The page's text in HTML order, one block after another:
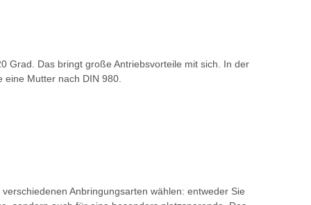
Grad. Das bringt große Antriebsvorteile mit sich. In der
eine Mutter nach DIN 980.
Anbringungsarten wählen: entweder Sie